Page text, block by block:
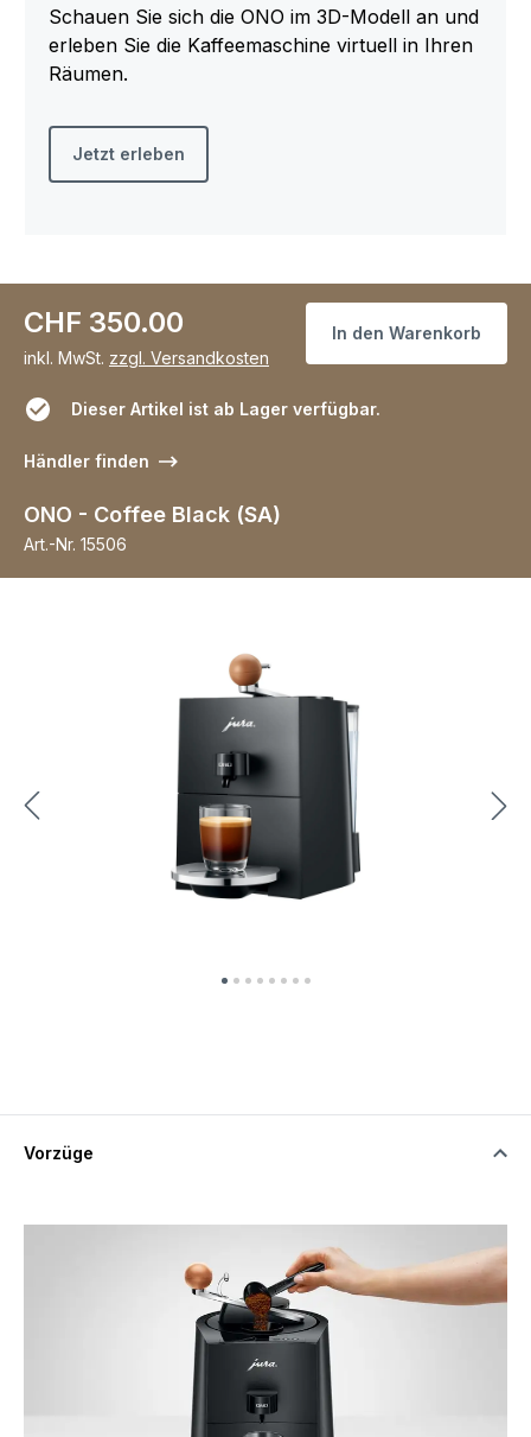
Schauen Sie sich die ONO im 3D-Modell an und
erleben Sie die Kaffeemaschine virtuell in Ihren
Räumen.
Jetzt erleben
CHF 350.00
inkl. MwSt. zzgl. Versandkosten
In den Warenkorb
Dieser Artikel ist ab Lager verfügbar.
Händler finden
ONO - Coffee Black (SA)
Art.-Nr. 15506
Vorzüge